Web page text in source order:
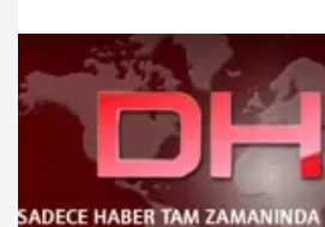
29.05.2026 Gündem